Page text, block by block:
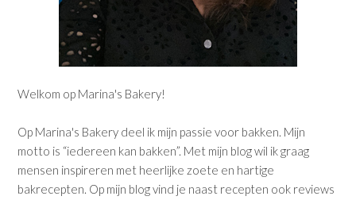
Welkom op Marina's Bakery!
Op Marina's Bakery deel ik mijn passie voor bakken. Mijn
motto is “iedereen kan bakken”. Met mijn blog wil ik graag
mensen inspireren met heerlijke zoete en hartige
bakrecepten. Op mijn blog vind je naast recepten ook reviews